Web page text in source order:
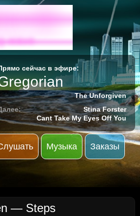
M
wave
сейчас в эфире:
The Unforgiven
Stina Forster
Cant Take My Eyes Off You
Музыка Заказы
— Steps